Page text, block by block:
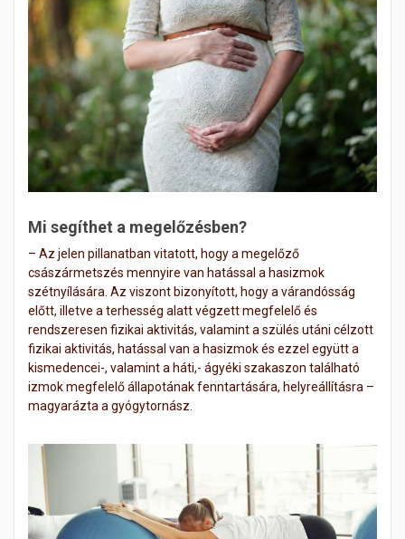
Mi segíthet a megelőzésben?
– Az jelen pillanatban vitatott, hogy a megelőző
császármetszés mennyire van hatással a hasizmok
szétnyílására. Az viszont bizonyított, hogy a várandósság
előtt, illetve a terhesség alatt végzett megfelelő és
rendszeresen fizikai aktivitás, valamint a szülés utáni célzott
fizikai aktivitás, hatással van a hasizmok és ezzel együtt a
kismedencei-, valamint a háti,- ágyéki szakaszon található
izmok megfelelő állapotának fenntartására, helyreállításra –
magyarázta a gyógytornász.